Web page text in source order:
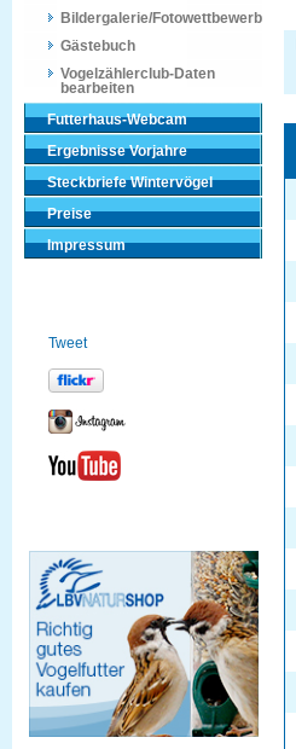
Bildergalerie/Fotowettbewerb
Gästebuch
Vogelzählerclub-Daten
bearbeiten
Futterhaus-Webcam
Ergebnisse Vorjahre
Steckbriefe Wintervögel
Preise
Impressum
Tweet